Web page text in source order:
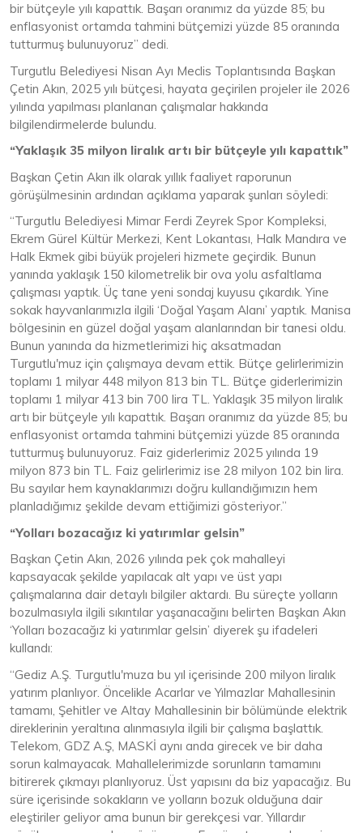
bir bütçeyle yılı kapattık. Başarı oranımız da yüzde 85; bu
enflasyonist ortamda tahmini bütçemizi yüzde 85 oranında
tutturmuş bulunuyoruz” dedi.
Turgutlu Belediyesi Nisan Ayı Meclis Toplantısında Başkan
Çetin Akın, 2025 yılı bütçesi, hayata geçirilen projeler ile 2026
yılında yapılması planlanan çalışmalar hakkında
bilgilendirmelerde bulundu.
“Yaklaşık 35 milyon liralık artı bir bütçeyle yılı kapattık”
Başkan Çetin Akın ilk olarak yıllık faaliyet raporunun
görüşülmesinin ardından açıklama yaparak şunları söyledi:
“Turgutlu Belediyesi Mimar Ferdi Zeyrek Spor Kompleksi,
Ekrem Gürel Kültür Merkezi, Kent Lokantası, Halk Mandıra ve
Halk Ekmek gibi büyük projeleri hizmete geçirdik. Bunun
yanında yaklaşık 150 kilometrelik bir ova yolu asfaltlama
çalışması yaptık. Üç tane yeni sondaj kuyusu çıkardık. Yine
sokak hayvanlarımızla ilgili ‘Doğal Yaşam Alanı’ yaptık. Manisa
bölgesinin en güzel doğal yaşam alanlarından bir tanesi oldu.
Bunun yanında da hizmetlerimizi hiç aksatmadan
Turgutlu'muz için çalışmaya devam ettik. Bütçe gelirlerimizin
toplamı 1 milyar 448 milyon 813 bin TL. Bütçe giderlerimizin
toplamı 1 milyar 413 bin 700 lira TL. Yaklaşık 35 milyon liralık
artı bir bütçeyle yılı kapattık. Başarı oranımız da yüzde 85; bu
enflasyonist ortamda tahmini bütçemizi yüzde 85 oranında
tutturmuş bulunuyoruz. Faiz giderlerimiz 2025 yılında 19
milyon 873 bin TL. Faiz gelirlerimiz ise 28 milyon 102 bin lira.
Bu sayılar hem kaynaklarımızı doğru kullandığımızın hem
planladığımız şekilde devam ettiğimizi gösteriyor.”
“Yolları bozacağız ki yatırımlar gelsin”
Başkan Çetin Akın, 2026 yılında pek çok mahalleyi
kapsayacak şekilde yapılacak alt yapı ve üst yapı
çalışmalarına dair detaylı bilgiler aktardı. Bu süreçte yolların
bozulmasıyla ilgili sıkıntılar yaşanacağını belirten Başkan Akın
‘Yolları bozacağız ki yatırımlar gelsin’ diyerek şu ifadeleri
kullandı:
“Gediz A.Ş. Turgutlu'muza bu yıl içerisinde 200 milyon liralık
yatırım planlıyor. Öncelikle Acarlar ve Yılmazlar Mahallesinin
tamamı, Şehitler ve Altay Mahallesinin bir bölümünde elektrik
direklerinin yeraltına alınmasıyla ilgili bir çalışma başlattık.
Telekom, GDZ A.Ş, MASKİ aynı anda girecek ve bir daha
sorun kalmayacak. Mahallelerimizde sorunların tamamını
bitirerek çıkmayı planlıyoruz. Üst yapısını da biz yapacağız. Bu
süre içerisinde sokakların ve yolların bozuk olduğuna dair
eleştiriler geliyor ama bunun bir gerekçesi var. Yıllardır